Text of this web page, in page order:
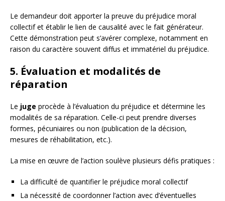
Le demandeur doit apporter la preuve du préjudice moral
collectif et établir le lien de causalité avec le fait générateur.
Cette démonstration peut s’avérer complexe, notamment en
raison du caractère souvent diffus et immatériel du préjudice.
5. Évaluation et modalités de
réparation
Le juge procède à l’évaluation du préjudice et détermine les
modalités de sa réparation. Celle-ci peut prendre diverses
formes, pécuniaires ou non (publication de la décision,
mesures de réhabilitation, etc.).
La mise en œuvre de l’action soulève plusieurs défis pratiques :
La difficulté de quantifier le préjudice moral collectif
La nécessité de coordonner l’action avec d’éventuelles